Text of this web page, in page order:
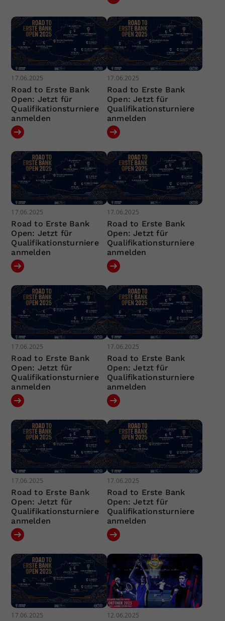
17.06.2025
Road to Erste Bank
Open: Jetzt für
Qualifikationsturniere
anmelden
17.06.2025
Road to Erste Bank
Open: Jetzt für
Qualifikationsturniere
anmelden
17.06.2025
Road to Erste Bank
Open: Jetzt für
Qualifikationsturniere
anmelden
17.06.2025
Road to Erste Bank
Open: Jetzt für
Qualifikationsturniere
anmelden
17.06.2025
Road to Erste Bank
Open: Jetzt für
Qualifikationsturniere
anmelden
17.06.2025
Road to Erste Bank
Open: Jetzt für
Qualifikationsturniere
anmelden
17.06.2025
Road to Erste Bank
Open: Jetzt für
Qualifikationsturniere
anmelden
17.06.2025
Road to Erste Bank
Open: Jetzt für
Qualifikationsturniere
anmelden
17.06.2025 12.06.2025